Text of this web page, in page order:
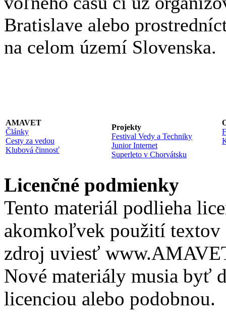
Bratislave alebo
na celom území Slovenska.
AMAVET
Články
Cesty za vedou
Klubová činnosť
Projekty
Festival Vedy a Techniky
Junior Internet
Superleto v Chorvátsku
Licenčné podmienky
Tento materiál podlieha
akomkoľvek použití textov
zdroj uviesť
Nové materiály musia byť
licenciou alebo podobnou.